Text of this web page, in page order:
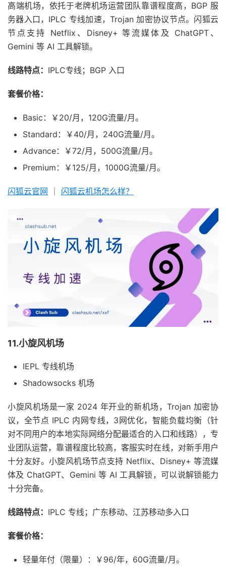
高端机场，依托于老牌机场运营团队靠谱程度高，BGP 服
务器入口，IPLC 专线加速，Trojan 加密协议节点。闪狐云
节点支持 Netflix、Disney+ 等流媒体及 ChatGPT、
Gemini 等 AI 工具解锁。
线路特点： IPLC专线；BGP 入口
套餐价格：
Basic：￥20/月，120G流量/月。
Standard：￥40/月，240G流量/月。
Advance：￥72/月，500G流量/月。
Premium：￥125/月，1000G流量/月。
闪狐云官网 闪狐云机场怎么样？
11.小旋风机场
IEPL 专线机场
Shadowsocks 机场
小旋风机场是一家 2024 年开业的新机场，Trojan 加密协
议，全节点 IPLC 内网专线，3网优化，智能负载均衡（针
对不同用户的本地实际网络分配最适合的入口和线路），专
业团队运营，靠谱程度比较高，客服实时在线，对新手用户
十分友好。小旋风机场节点支持 Netflix、Disney+ 等流媒
体及 ChatGPT、Gemini 等 AI 工具解锁，可以说解锁能力
十分完备。
线路特点： IPLC 专线；广东移动、江苏移动多入口
套餐价格：
轻量年付（限量）：￥96/年，60G流量/月。